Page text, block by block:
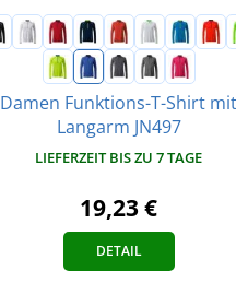
Damen Funktions-T-Shirt mit
Langarm JN497
LIEFERZEIT BIS ZU 7 TAGE
19,23 €
DETAIL